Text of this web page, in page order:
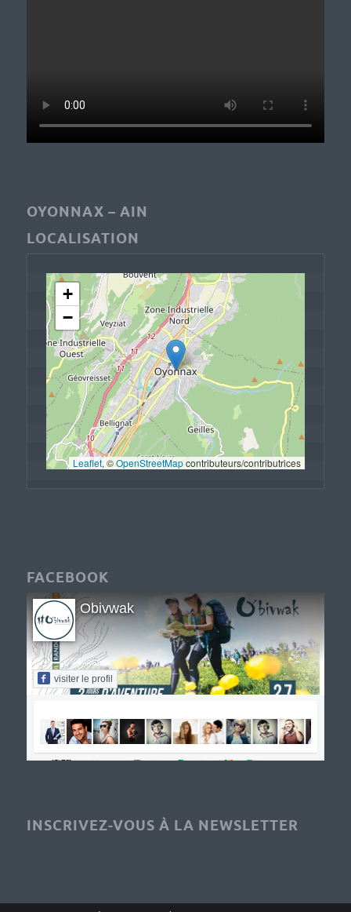
OYONNAX – AIN
LOCALISATION
+
−
Leaflet, © OpenStreetMap contributeurs/contributrices
FACEBOOK
Obivwak
visiter le profil
INSCRIVEZ-VOUS À LA NEWSLETTER